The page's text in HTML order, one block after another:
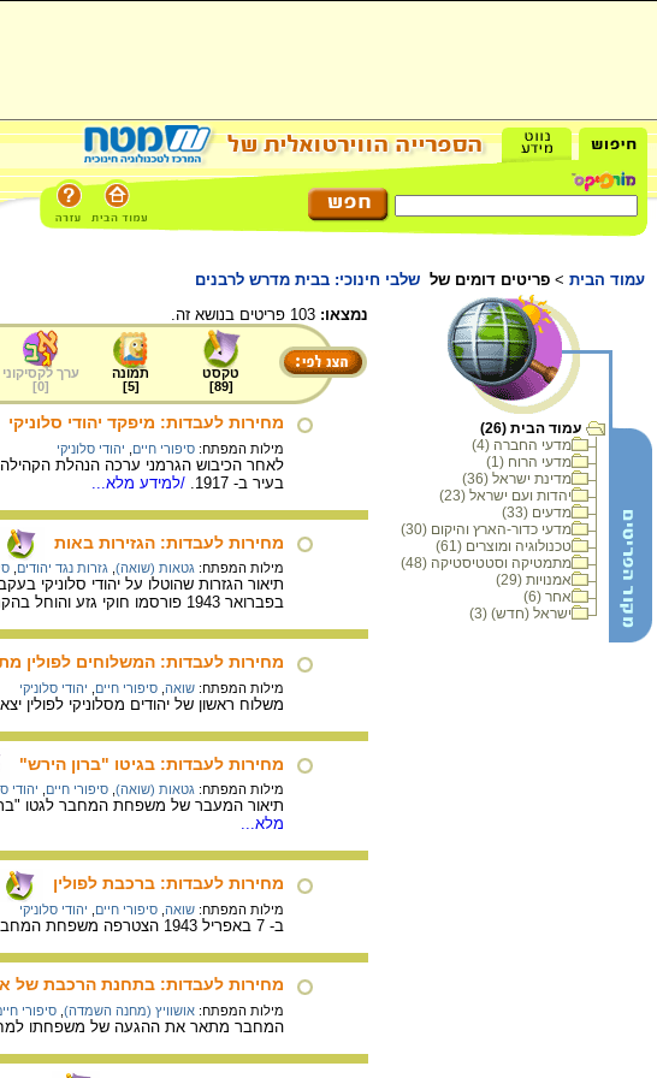
עמוד הבית > פריטים דומים של שלבי חינוכי: בבית מדרש לרבנים
עמוד הבית (26)
מדעי החברה (4)
מדעי הרוח (1)
מדינת ישראל (36)
יהדות ועם ישראל (23)
מדעים (33)
מדעי כדור-הארץ והיקום (30)
טכנולוגיה ומוצרים (61)
מתמטיקה וסטטיסטיקה (48)
אמנויות (29)
אחר (6)
ישראל (חדש) (3)
נמצאו:
טקסט
[
89
]
תמונה
[
5
]
ערך לקסיקוני
[
0
]
מחירות לעבדות: מיפקד יהודי סלוניקי
מילות המפתח: סיפורי חיים יהודי סלוניקי
לאחר הכיבוש הגרמני ערכה הנהלת
בעיר ב- 1917.
/למידע מלא...
מחירות לעבדות: הגזירות באות
מילות המפתח: גטאות (שואה) גזרות נגד יהודים
בפברואר 1943 פורסמו חוקי גזע והוחל בהקמת הגטו.
מחירות לעבדות: המשלוחים לפולין
מילות המפתח: שואה סיפורי חיים יהודי סלוניקי
משלוח ראשון של יהודים מסלוניקי לפולין יצא ב-15 במרס 1943. המחבר מתאר התכנסות של הקהילה וניסונות מצד הרב להרגיע
מחירות לעבדות: בגיטו "ברון הירש"
מילות המפתח: גטאות (שואה) סיפורי חיים יהודי
תיאור המעבר של משפחת המחבר לגטו
מלא...
מחירות לעבדות: ברכבת לפולין
מילות המפתח: שואה סיפורי חיים יהודי סלוניקי
ב- 7 באפריל 1943 הצטרפה משפחת המחבר ביוזמתה למשלוח שיצא מסלוניקי לפולין, נסיעה שארכה כשבוע ימים בתנאים קשים.
מחירות לעבדות: בתחנת הרכבת של
מילות המפתח: אושוויץ (מחנה השמדה) סיפורי
המחבר מתאר את ההגעה של משפחתו